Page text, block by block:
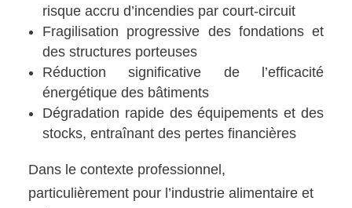
risque accru d’incendies par court-circuit
Fragilisation progressive des fondations et
des structures porteuses
Réduction significative de l’efficacité
énergétique des bâtiments
Dégradation rapide des équipements et des
stocks, entraînant des pertes financières
Dans le contexte professionnel,
particulièrement pour l’industrie alimentaire et